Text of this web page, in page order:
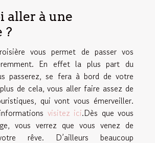
aller à une
?
vous permet de passer vos
En effet la plus part du
passerez, se fera à bord de votre
de cela, vous aller faire assez de
qui vont vous émerveiller.
visitez ici.Dès que vous
vous verrez que vous venez de
rêve. D’ailleurs beaucoup